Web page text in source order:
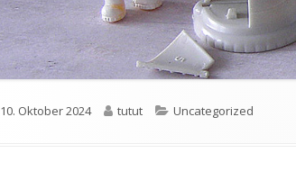
Veröffentlicht
10. Oktober 2024 Autor
tutut Kategorien
Uncategorized